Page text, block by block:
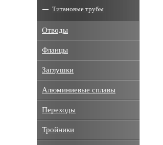
Титановые трубы
Отводы
Фланцы
Заглушки
Алюминиевые сплавы
Переходы
Тройники